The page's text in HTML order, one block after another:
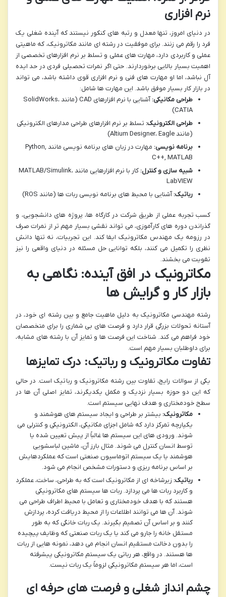
نرم افزاری
در دنیای امروز، تنها معدل و رتبه های کنکور نیستند که آینده شغلی یک
فرد را رقم می زنند. برای موفقیت در رشته ای مانند مکاترونیک، که ماهیتی
عملی و کاربردی دارد، مهارت های عملی و تسلط بر نرم افزارهای تخصصی از
اهمیت بسیار بالایی برخوردارند. حتی اگر نمرات تحصیلی فردی در حد ایده
آل نباشد، اما او مهارت های فنی و نرم افزاری قوی داشته باشد، می تواند
در بازار کار بسیار موفق باشد. این مهارت ها شامل:
طراحی مکانیکی:
آشنایی با نرم افزارهای CAD (مانند SolidWorks،
CATIA)
طراحی الکترونیک: تسلط بر نرم افزارهای طراحی مدارهای الکترونیکی
(مانند Altium Designer، Eagle)
برنامه نویسی:
مهارت در زبان های برنامه نویسی مانند Python,
C++, MATLAB
شبیه سازی و کنترل:
کار با نرم افزارهایی مانند MATLAB/Simulink،
LabVIEW
رباتیک:آشنایی با محیط های برنامه نویسی ربات ها (مانند ROS)
کسب تجربه عملی از طریق شرکت در کارگاه ها، پروژه های دانشجویی، و
گذراندن دوره های کارآموزی، می تواند نقشی بسیار مهم تر از نمرات صرف
در رزومه یک مهندس مکاترونیک ایفا کند. این تجربیات، نه تنها دانش
نظری را تکمیل می کنند، بلکه توانایی حل مسئله در دنیای واقعی را نیز
تقویت می بخشند.
مکاترونیک در افق آینده: نگاهی به
بازار کار و گرایش ها
رشته مهندسی مکاترونیک به دلیل ماهیت جامع و بین رشته ای خود، در
آستانه تحولات بزرگی قرار دارد و فرصت های بی شماری را برای متخصصان
خود فراهم می کند. شناخت این فرصت ها و تمایز آن با رشته های مشابه،
برای داوطلبان بسیار مهم است.
تفاوت مکاترونیک و رباتیک: درک تمایزها
یکی از سوالات رایج، تفاوت بین رشته مکاترونیک و رباتیک است. در حالی
که این دو حوزه بسیار نزدیک و مکمل یکدیگرند، تمایز اصلی آن ها در
سطح خودمختاری و هدف نهایی سیستم است.
مکاترونیک: بیشتر بر طراحی و ایجاد سیستم های هوشمند و
یکپارچه تمرکز دارد که شامل اجزای مکانیکی، الکترونیکی و کنترلی می
شوند. ورودی های این سیستم ها غالباً از پیش تعیین شده یا
توسط انسان کنترل می شوند. مثال بارز آن، ماشین لباسشویی
هوشمند یا یک سیستم اتوماسیون صنعتی است که عملکردهایش
بر اساس برنامه ریزی و دستورات مشخص انجام می شود.
رباتیک: زیرشاخه ای از مکاترونیک است که به طراحی، ساخت، عملکرد
و کاربرد ربات ها می پردازد. ربات ها سیستم های مکاترونیکی
هستند که با هدف خودمختاری و تعامل با محیط اطراف طراحی می
شوند. آن ها می توانند اطلاعات را از محیط دریافت کرده، پردازش
کنند و بر اساس آن تصمیم بگیرند. یک ربات خانگی که به طور
مستقل خانه را جارو می کند یا یک ربات صنعتی که وظایف پیچیده
را بدون دخالت مستقیم انسان انجام می دهد، نمونه هایی از ربات
ها هستند. در واقع، هر رباتی یک سیستم مکاترونیکی پیشرفته
است، اما هر سیستم مکاترونیکی لزوماً یک ربات نیست.
چشم انداز شغلی و فرصت های حرفه ای